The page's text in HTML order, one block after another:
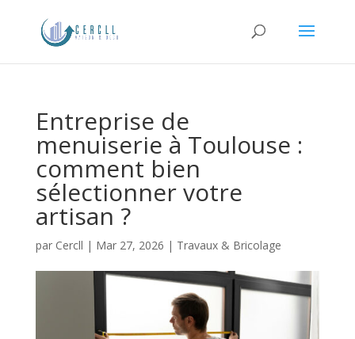
Entreprise de
menuiserie à Toulouse :
comment bien
sélectionner votre
artisan ?
par Cercll | Mar 27, 2026 | Travaux & Bricolage